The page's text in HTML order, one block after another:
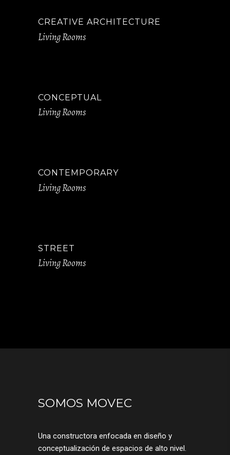
CREATIVE ARCHITECTURE
Living Rooms
CONCEPTUAL
Living Rooms
CONTEMPORARY
Living Rooms
STREET
Living Rooms
SOMOS MOVEC
Una constructora enfocada en diseño y
conceptualización de espacios de alto nivel.